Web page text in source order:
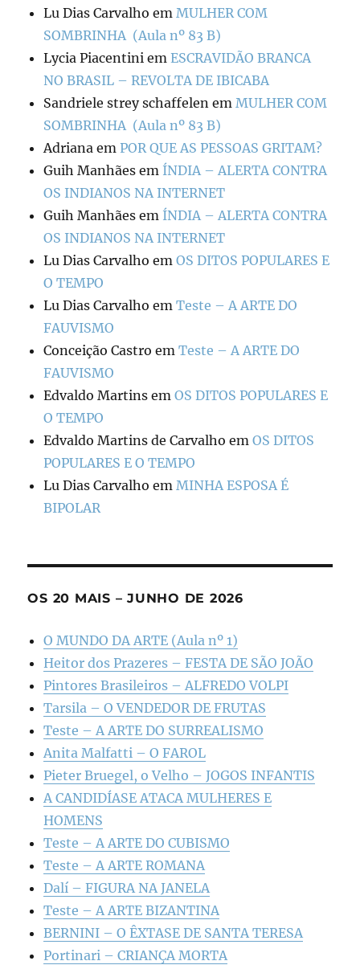
Lu Dias Carvalho emMULHER COM
SOMBRINHA (Aula nº 83 B)
Lycia Piacentini emESCRAVIDÃO BRANCA
NO BRASIL – REVOLTA DE IBICABA
Sandriele strey schaffelen emMULHER COM
SOMBRINHA (Aula nº 83 B)
Adriana emPOR QUE AS PESSOAS GRITAM?
Guih Manhães em ÍNDIA – ALERTA CONTRA
OS INDIANOS NA INTERNET
Guih Manhães em ÍNDIA – ALERTA CONTRA
OS INDIANOS NA INTERNET
Lu Dias Carvalho emOS DITOS POPULARES E
O TEMPO
Lu Dias Carvalho emTeste – A ARTE DO
FAUVISMO
Conceição Castro emTeste – A ARTE DO
FAUVISMO
Edvaldo Martins emOS DITOS POPULARES E
O TEMPO
Edvaldo Martins de Carvalho emOS DITOS
POPULARES E O TEMPO
Lu Dias Carvalho emMINHA ESPOSA É
BIPOLAR
OS 20 MAIS – JUNHO DE 2026
O MUNDO DA ARTE (Aula nº 1)
Heitor dos Prazeres – FESTA DE SÃO JOÃO
Pintores Brasileiros – ALFREDO VOLPI
Tarsila – O VENDEDOR DE FRUTAS
Teste – A ARTE DO SURREALISMO
Anita Malfatti – O FAROL
Pieter Bruegel, o Velho – JOGOS INFANTIS
A CANDIDÍASE ATACA MULHERES E
HOMENS
Teste – A ARTE DO CUBISMO
Teste – A ARTE ROMANA
Dalí – FIGURA NA JANELA
Teste – A ARTE BIZANTINA
BERNINI – O ÊXTASE DE SANTA TERESA
Portinari – CRIANÇA MORTA